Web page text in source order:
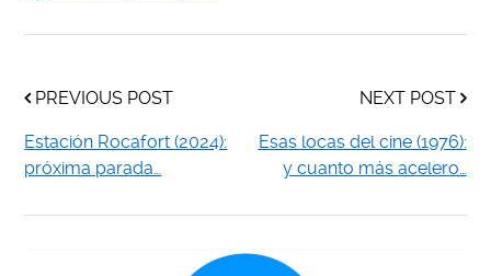
PREVIOUS POST
Estación Rocafort (2024):
próxima parada…
NEXT POST
Esas locas del cine (1976):
y cuanto más acelero…